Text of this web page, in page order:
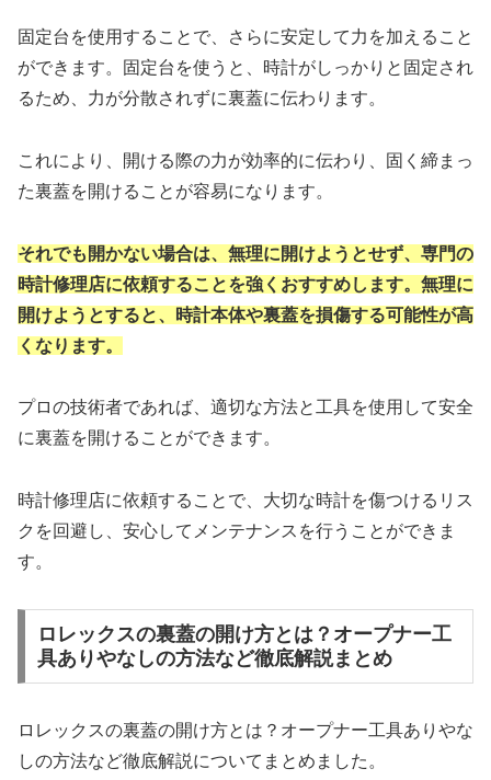
固定台を使用することで、さらに安定して力を加えること
ができます。固定台を使うと、時計がしっかりと固定され
るため、力が分散されずに裏蓋に伝わります。
これにより、開ける際の力が効率的に伝わり、固く締まっ
た裏蓋を開けることが容易になります。
それでも開かない場合は、無理に開けようとせず、専門の
時計修理店に依頼することを強くおすすめします。無理に
開けようとすると、時計本体や裏蓋を損傷する可能性が高
くなります。
プロの技術者であれば、適切な方法と工具を使用して安全
に裏蓋を開けることができます。
時計修理店に依頼することで、大切な時計を傷つけるリス
クを回避し、安心してメンテナンスを行うことができま
す。
ロレックスの裏蓋の開け方とは？オープナー工
具ありやなしの方法など徹底解説まとめ
ロレックスの裏蓋の開け方とは？オープナー工具ありやな
しの方法など徹底解説についてまとめました。